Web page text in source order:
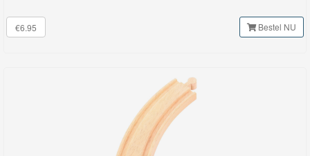
€6.95 Bestel NU